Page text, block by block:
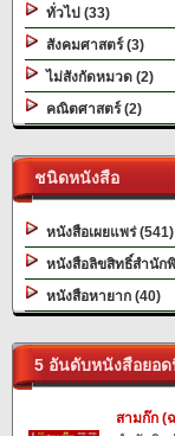
ทั่วไป (33)
สังคมศาสตร์ (3)
ไม่สังกัดหมวด (2)
คณิตศาสตร์ (2)
ชนิดหนังสือ
หนังสือเผยแพร่ (541)
หนังสือลิขสิทธิ์สำนัก
หนังสือหายาก (40)
5 อันดับหนังสือยอ
สามก๊ก (